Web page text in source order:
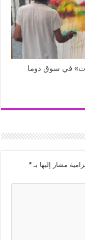
في سوق دوما
مشار إليها بـ*